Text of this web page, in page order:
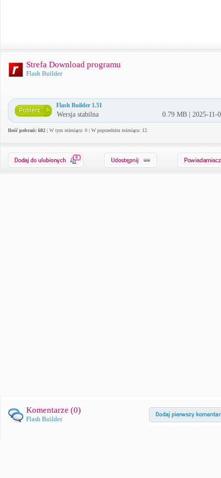
Strefa Download programu
Flash Builder
Flash Builder 1.51
Wersja stabilna 0.79 MB | 2025-11-
Ilość pobrań: 682 | W tym miesiącu: 0 | W poprzednim miesiącu: 12
0
Komentarze (0)
Flash Builder